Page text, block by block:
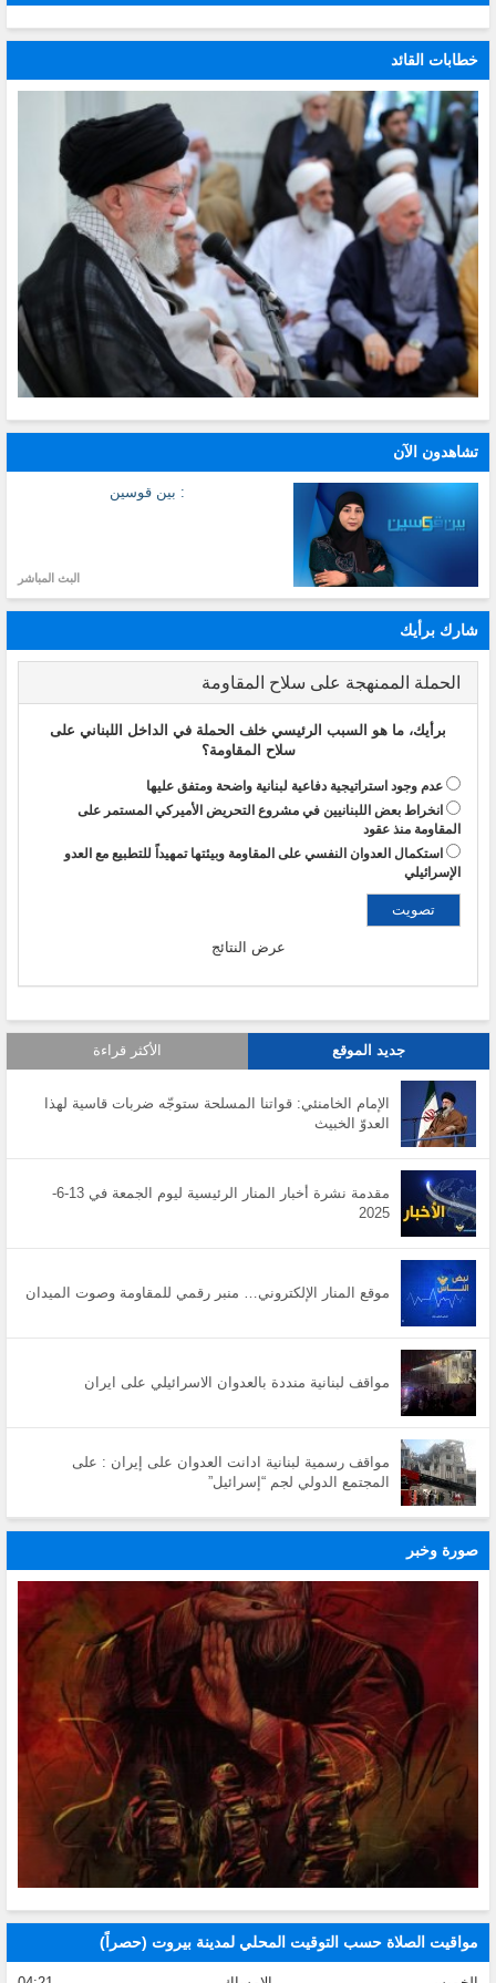
خطابات القائد
تشاهدون الآن
: بين قوسين
البث المباشر
شارك برأيك
الحملة الممنهجة على سلاح المقاومة
برأيك، ما هو السبب الرئيسي خلف الحملة في الداخل اللبناني على
سلاح المقاومة؟
عدم وجود استراتيجية دفاعية لبنانية واضحة ومتفق عليها
انخراط بعض اللبنانيين في مشروع التحريض الأميركي المستمر على
المقاومة منذ عقود
استكمال العدوان النفسي على المقاومة وبيئتها تمهيداً للتطبيع مع العدو
الإسرائيلي
عرض النتائج
جديد الموقع الأكثر قراءة
الإمام الخامنئي: قواتنا المسلحة ستوجّه ضربات قاسية لهذا
العدوّ الخبيث
مقدمة نشرة أخبار المنار الرئيسية ليوم الجمعة في 13-6-
2025
موقع المنار الإلكتروني… منبر رقمي للمقاومة وصوت الميدان
مواقف لبنانية منددة بالعدوان الاسرائيلي على ايران
مواقف رسمية لبنانية ادانت العدوان على إيران : على
المجتمع الدولي لجم “إسرائيل”
صورة وخبر
مواقيت الصلاة حسب التوقيت المحلي لمدينة بيروت (حصراً)